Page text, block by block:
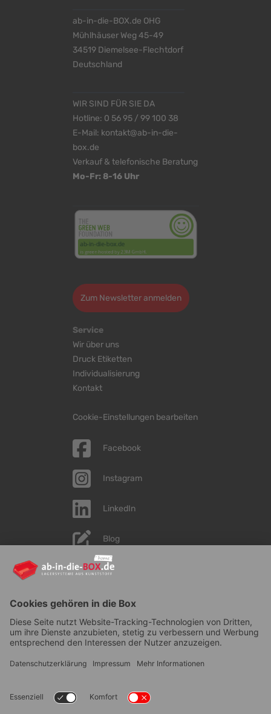
ab-in-die-BOX.de OHG
Mühlhäuser Weg 45-49
34519 Diemelsee-Flechtdorf
Deutschland
WIR SIND FÜR SIE DA
Hotline: 0 56 95 / 99 100 38
E-Mail: kontakt@ab-in-die-
box.de
Verkauf & telefonische Beratung
Mo-Fr: 8-16 Uhr
Zum Newsletter anmelden
Service
Wir über uns
Druck Etiketten
Individualisierung
Kontakt
Cookie-Einstellungen bearbeiten
Facebook
Instagram
LinkedIn
Blog
YouTube